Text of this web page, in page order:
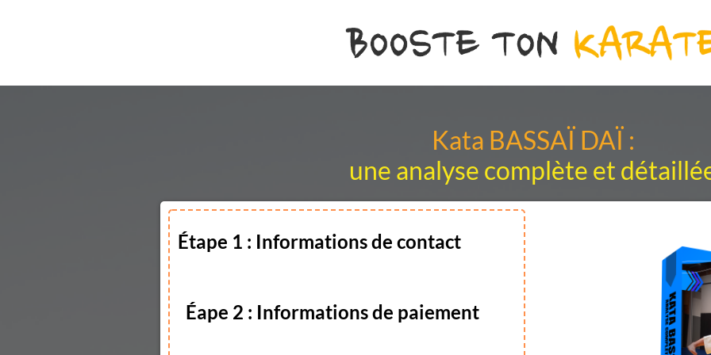
Kata BASSAÏ DAÏ :
une analyse complète et
Étape 1 : Informations de contact
Éape 2 : Informations de paiement